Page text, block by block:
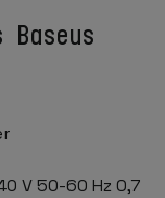
V 50-60 Hz 0,7